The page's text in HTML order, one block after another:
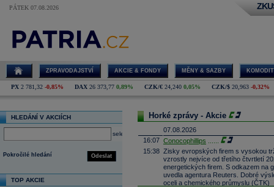
PÁTEK 07.08.2026
ZPRAVODAJSTVÍ AKCIE & FONDY MĚNY & SAZBY
PX 2 781,32 -0,85% DAX 26 373,77 0,89% CZK/€ 24,240 0,05% CZK/$ 20,963 -0,32%
HLEDÁNÍ V AKCIÍCH
select
Odeslat
Pokročilé hledání
TOP AKCIE
Horké zprávy - Akcie
07.08.2026
16:07 Conocophillips
15:38 Zisky evropských firem s vysokou
vzrostly nejvíce od třetího čtvrtletí
energetických firem. S odkazem na
uvedla agentura Reuters. Dobré
oceli a chemického průmyslu (ČTK)